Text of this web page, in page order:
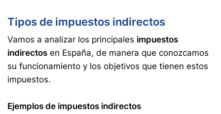
Tipos de impuestos indirectos
Vamos a analizar los principales impuestos
indirectos en España, de manera que conozcamos
su funcionamiento y los objetivos que tienen estos
impuestos.
Ejemplos de impuestos indirectos